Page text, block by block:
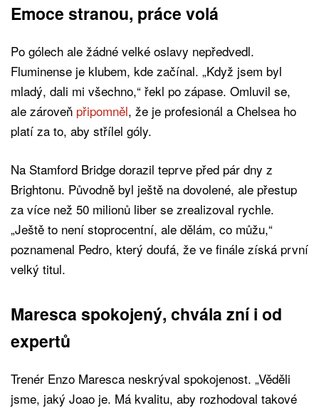
Emoce stranou, práce volá
Po gólech ale žádné velké oslavy nepředvedl.
Fluminense je klubem, kde začínal. „Když jsem byl
mladý, dali mi všechno,“ řekl po zápase. Omluvil se,
ale zároveň připomněl, že je profesionál a Chelsea ho
platí za to, aby střílel góly.
Na Stamford Bridge dorazil teprve před pár dny z
Brightonu. Původně byl ještě na dovolené, ale přestup
za více než 50 milionů liber se zrealizoval rychle.
„Ještě to není stoprocentní, ale dělám, co můžu,“
poznamenal Pedro, který doufá, že ve finále získá první
velký titul.
Maresca spokojený, chvála zní i od
expertů
Trenér Enzo Maresca neskrýval spokojenost. „Věděli
jsme, jaký Joao je. Má kvalitu, aby rozhodoval takové